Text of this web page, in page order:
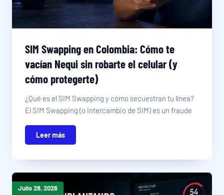
SIM Swapping en Colombia: Cómo te
vacían Nequi sin robarte el celular (y
cómo protegerte)
¿Qué es el SIM Swapping y cómo secuestran tu línea?
El SIM Swapping (o intercambio de SIM) es un fraude
Leer más
Julio 28, 2026